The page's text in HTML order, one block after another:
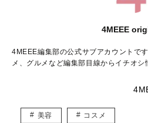
4MEEE
4MEEE編集部の公式サブアカウントで
メ、グルメなど編集部目線からイチオシ
美容 コスメ